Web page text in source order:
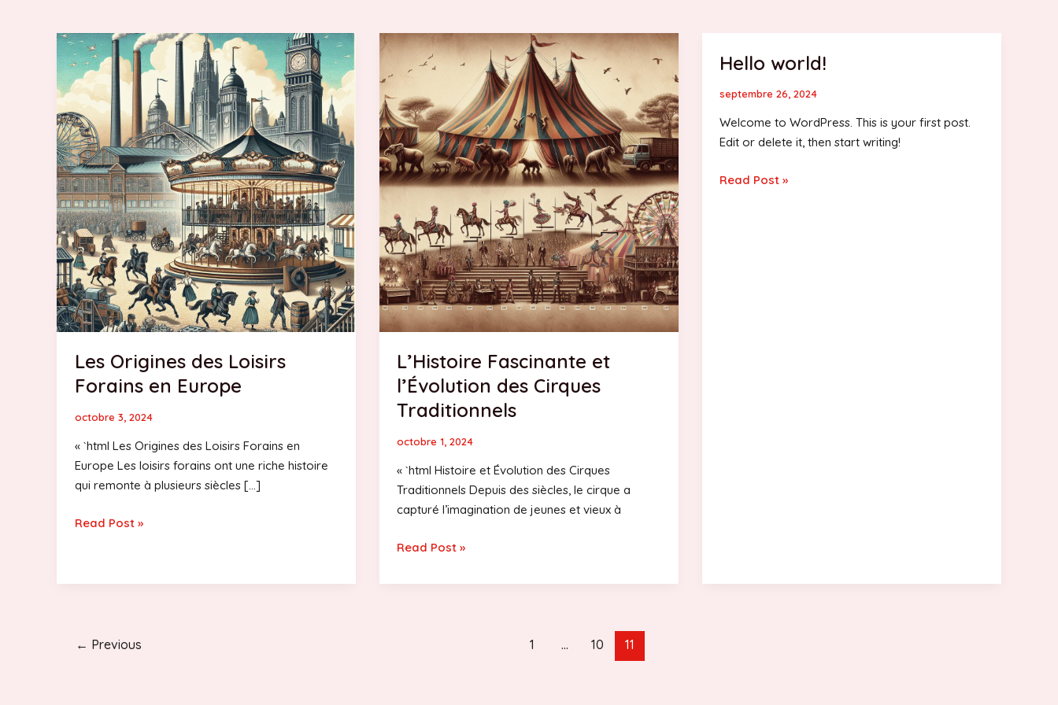
Les Origines des Loisirs
Forains en Europe
octobre 3, 2024
« `html Les Origines des Loisirs Forains en
Europe Les loisirs forains ont une riche histoire
qui remonte à plusieurs siècles […]
Les
Loisirs
Europe
Read Post »
L’Histoire Fascinante et
l’Évolution des Cirques
Traditionnels
octobre 1, 2024
« `html Histoire et Évolution des Cirques
Traditionnels Depuis des siècles, le cirque a
capturé l’imagination de jeunes et vieux à
L’Histoire
et
Read Post »
Hello world!
septembre 26, 2024
Welcome to WordPress. This is your first post.
Edit or delete it, then start writing!
Hello
Read Post »
← Previous 1 … 10 11